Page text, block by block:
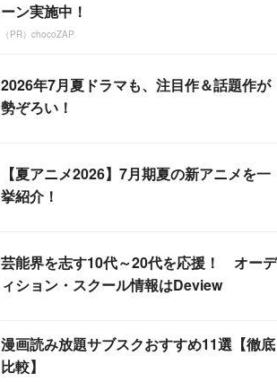
ーン実施中！
（PR）chocoZAP
2026年7月夏ドラマも、注目作＆話題作が
勢ぞろい！
【夏アニメ2026】7月期夏の新アニメを一
挙紹介！
芸能界を志す10代～20代を応援！ オーデ
ィション・スクール情報はDeview
漫画読み放題サブスクおすすめ11選【徹底
比較】